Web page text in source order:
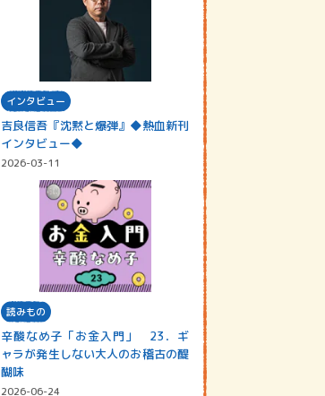
インタビュー
吉良信吾『沈黙と爆弾』◆熱血新刊
インタビュー◆
2026-03-11
読みもの
辛酸なめ子「お金入門」 23．ギ
ャラが発生しない大人のお稽古の醍
醐味
2026-06-24